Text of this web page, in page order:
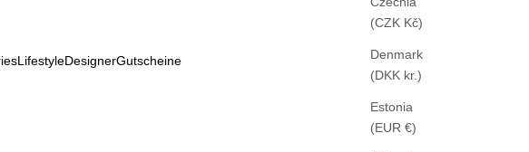
LifestyleDesignerGutscheine
(CZK Kč)
Denmark
(DKK kr.)
Estonia
(EUR €)